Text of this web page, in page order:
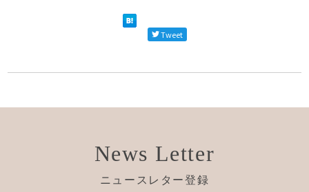
Tweet
News Letter
ニュースレター登録